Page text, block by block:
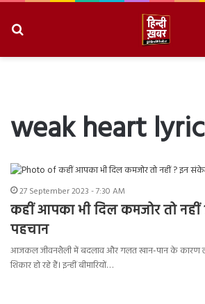
weak heart
27 September 2023 - 7:30 AM
कहीं आपका भी दिल कमजोर तो
पहचान
आजकल जीवनशैली में बदलाव और गलत खान-पान के कारण
शिकार हो रहे हैं। इन्हीं बीमारियों…